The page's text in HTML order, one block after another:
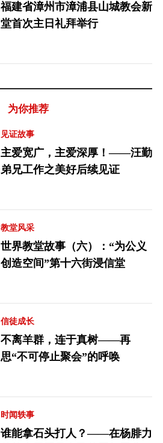
福建省漳州市漳浦县山城教会新
堂首次主日礼拜举行
为你推荐
见证故事
主爱宽广，主爱深厚！——汪勤
弟兄工作之美好后续见证
教堂风采
世界教堂故事（六）：“为公义
创造空间”第十六街浸信堂
信徒成长
不离羊群，连于真树——再
思“不可停止聚会”的呼唤
时闻轶事
谁能拿石头打人？——在杨腓力